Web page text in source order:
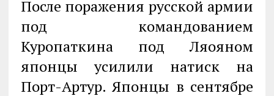
После поражения русской армии
под командованием
Куропаткина под Ляояном
японцы усилили натиск на
Порт-Артур. Японцы в сентябре